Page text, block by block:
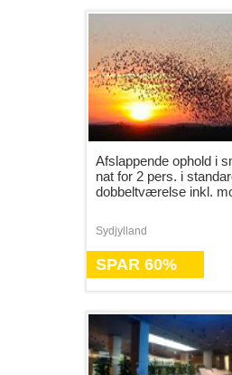
Afslappende ophold i
nat for 2 pers. i
dobbeltværelse inkl.
Sydjylland
SPAR 60%